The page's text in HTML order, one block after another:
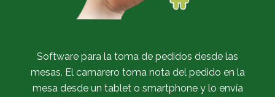
Software para la toma de pedidos desde las
mesas. El camarero toma nota del pedido en la
mesa desde un tablet o smartphone y lo envía